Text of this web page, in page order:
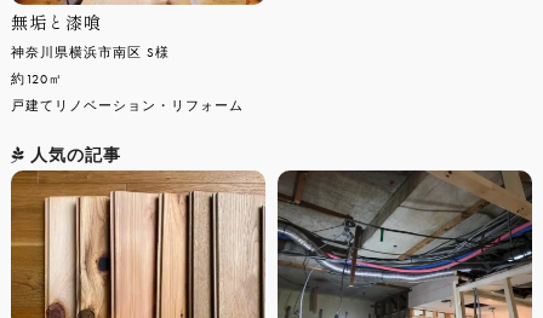
無垢と漆喰
神奈川県横浜市南区 S様
約120㎡
戸建てリノベーション・リフォーム
人気の記事